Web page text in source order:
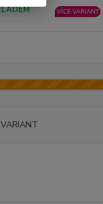
VÍCE VARIANT